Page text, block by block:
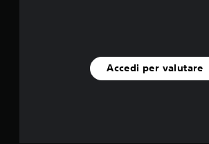
Accedi per valutare